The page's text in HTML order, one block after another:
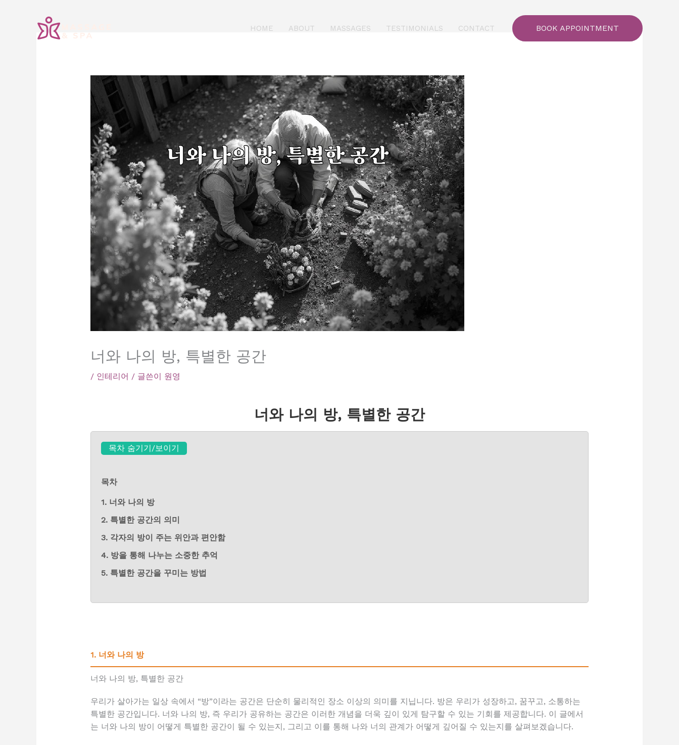
HOME ABOUT MASSAGES TESTIMONIALS CONTACT BOOK APPOINTMENT
너와 나의 방, 특별한 공간
/ 인테리어 / 글쓴이 원영
너와 나의 방, 특별한 공간
목차 숨기기/보이기
목차
1. 너와 나의 방
2. 특별한 공간의 의미
3. 각자의 방이 주는 위안과 편안함
4. 방을 통해 나누는 소중한 추억
5. 특별한 공간을 꾸미는 방법
1. 너와 나의 방
너와 나의 방, 특별한 공간
우리가 살아가는 일상 속에서 “방”이라는 공간은 단순히 물리적인 장소 이상의 의미를 지닙니다. 방은 우리가 성장하고, 꿈꾸고, 소통하는
특별한 공간입니다. 너와 나의 방, 즉 우리가 공유하는 공간은 이러한 개념을 더욱 깊이 있게 탐구할 수 있는 기회를 제공합니다. 이 글에서
는 너와 나의 방이 어떻게 특별한 공간이 될 수 있는지, 그리고 이를 통해 나와 너의 관계가 어떻게 깊어질 수 있는지를 살펴보겠습니다.